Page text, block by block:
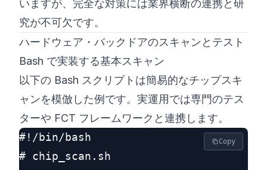
いますが、完全な対策には業界横断の連携と研
究が不可欠です。
ハードウェア・バックドアのスキャンとテスト
Bash で実装する基本スキャン
以下の Bash スクリプトは簡易的なチップスキ
ャンを模倣した例です。実運用では専門のテス
ターや FCT フレームワークと連携します。
#!/bin/bash
# chip_scan.sh
Copy